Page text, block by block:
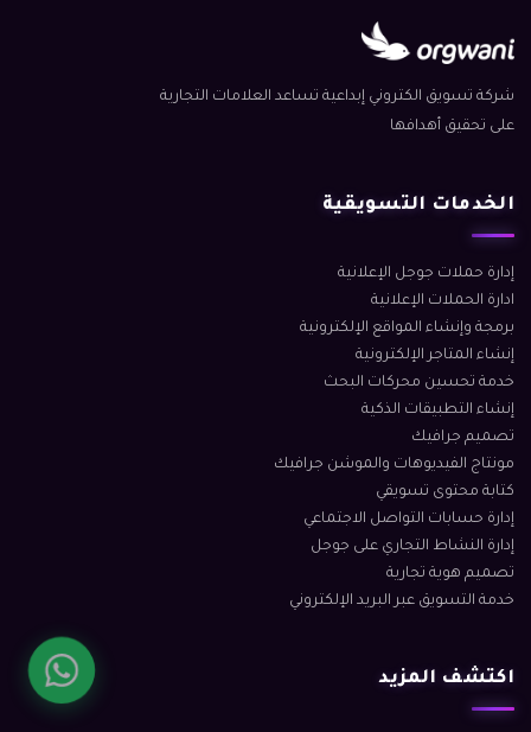
شركة تسويق الكتروني إبداعية تساعد العلامات التجارية
على تحقيق أهدافها
الخدمات التسويقية
إدارة حملات جوجل الإعلانية
ادارة الحملات الإعلانية
برمجة وإنشاء المواقع الإلكترونية
إنشاء المتاجر الإلكترونية
خدمة تحسين محركات البحث
إنشاء التطبيقات الذكية
تصميم جرافيك
مونتاج الفيديوهات والموشن جرافيك
كتابة محتوى تسويقي
إدارة حسابات التواصل الاجتماعي
إدارة النشاط التجاري على جوجل
تصميم هوية تجارية
خدمة التسويق عبر البريد الإلكتروني
اكتشف المزيد